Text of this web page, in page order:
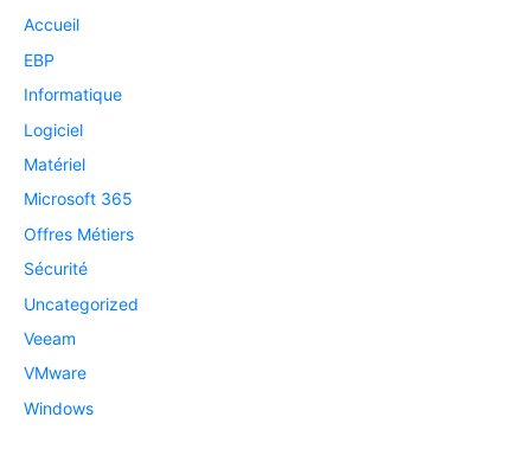
Accueil
EBP
Informatique
Logiciel
Matériel
Microsoft 365
Offres Métiers
Sécurité
Uncategorized
Veeam
VMware
Windows